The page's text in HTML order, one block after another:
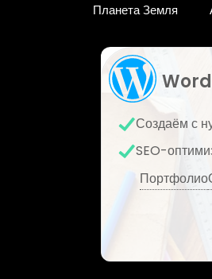
Планета Земля
Создаём с
SEO-
Портфолио